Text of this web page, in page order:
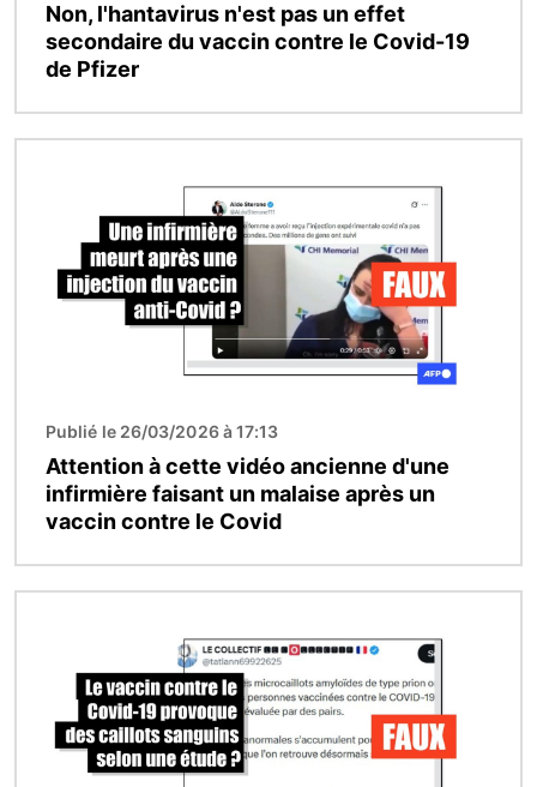
Non, l'hantavirus n'est pas un effet
secondaire du vaccin contre le Covid-19
de Pfizer
Publié le 26/03/2026 à 17:13
Attention à cette vidéo ancienne d'une
infirmière faisant un malaise après un
vaccin contre le Covid